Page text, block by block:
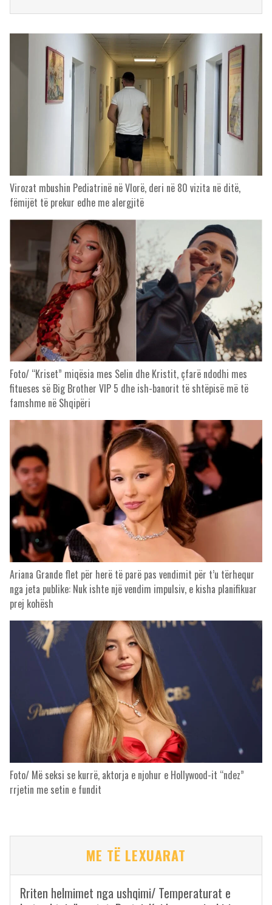
Virozat mbushin Pediatrinë në Vlorë, deri në 80 vizita në ditë,
fëmijët të prekur edhe me alergjitë
Foto/ “Kriset” miqësia mes Selin dhe Kristit, çfarë ndodhi mes
fitueses së Big Brother VIP 5 dhe ish-banorit të shtëpisë më të
famshme në Shqipëri
Ariana Grande flet për herë të parë pas vendimit për t’u tërhequr
nga jeta publike: Nuk ishte një vendim impulsiv, e kisha planifikuar
prej kohësh
Foto/ Më seksi se kurrë, aktorja e njohur e Hollywood-it “ndez”
rrjetin me setin e fundit
ME TË LEXUARAT
Rriten helmimet nga ushqimi/ Temperaturat e